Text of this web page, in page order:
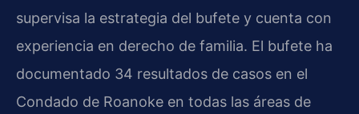
supervisa la estrategia del bufete y cuenta con
experiencia en derecho de familia. El bufete ha
documentado 34 resultados de casos en el
Condado de Roanoke en todas las áreas de